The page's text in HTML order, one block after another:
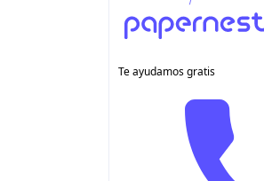
Te ayudamos gratis